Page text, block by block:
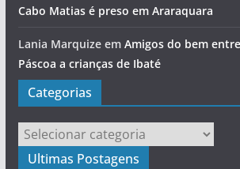
Cabo Matias é preso em Araraquara
Lania Marquizeem Amigos do bem
Páscoa a crianças de Ibaté
Categorias
Categorias
Ultimas Postagens